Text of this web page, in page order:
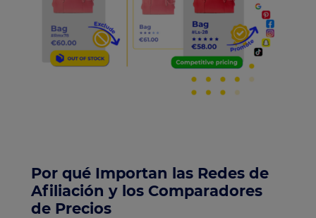
Por qué Importan las Redes de
Afiliación y los Comparadores
de Precios